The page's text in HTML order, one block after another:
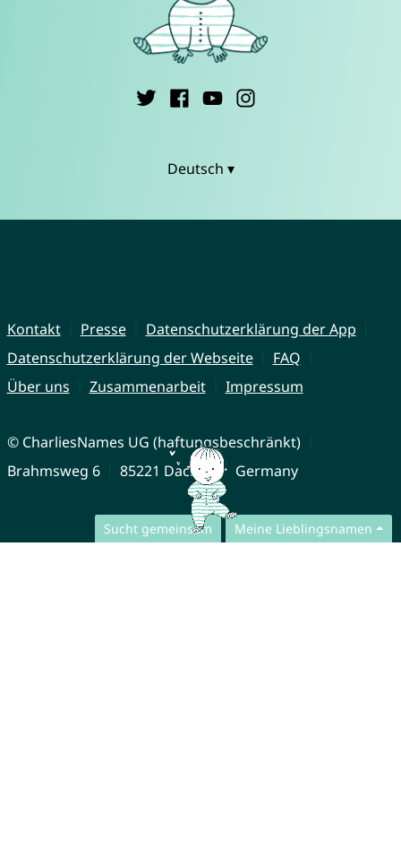
Sucht gemeinsam Meine Lieblingsnamen
Deutsch ▾
Kontakt Presse
Datenschutzerklärung der App
Datenschutzerklärung der Webseite
FAQ
Über uns
Zusammenarbeit Impressum
© CharliesNames UG (haftungsbeschränkt)
Brahmsweg 6
85221 Dachau Germany